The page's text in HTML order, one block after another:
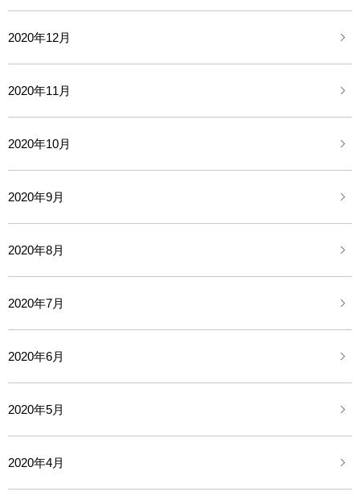
2020年12月
2020年11月
2020年10月
2020年9月
2020年8月
2020年7月
2020年6月
2020年5月
2020年4月